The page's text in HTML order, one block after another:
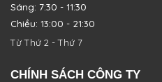
Sáng: 7:30 - 11:30
Chiều: 13:00 - 21:30
Từ Thứ 2 - Thứ 7
CHÍNH SÁCH CÔNG TY